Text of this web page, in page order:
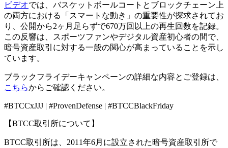
ビデオでは、バスケットボールコートとブロックチェーン上
の両方における「スマートな動き」の重要性が探求されてお
り、公開から2ヶ月足らずで670万回以上の再生回数を記録。
この反響は、スポーツファンやデジタル資産初心者の間で、
暗号資産取引に対する一般の関心が高まっていることを示し
ています。
ブラックフライデーキャンペーンの詳細な内容とご登録は、
こちらからご確認ください。
#BTCCxJJJ | #ProvenDefense | #BTCCBlackFriday
【BTCC取引所について】
BTCC取引所は、2011年6月に設立された暗号資産取引所で